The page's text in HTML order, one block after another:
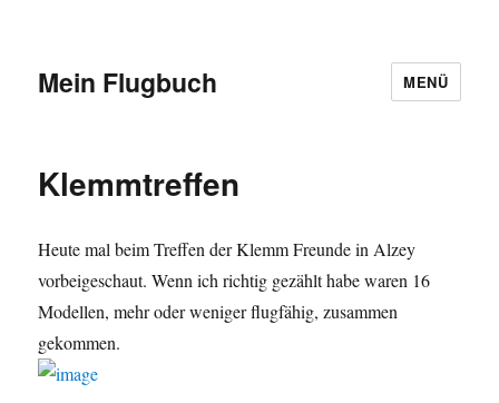
Mein Flugbuch MENÜ
Klemmtreffen
Heute mal beim Treffen der Klemm Freunde in Alzey
vorbeigeschaut. Wenn ich richtig gezählt habe waren 16
Modellen, mehr oder weniger flugfähig, zusammen
gekommen.